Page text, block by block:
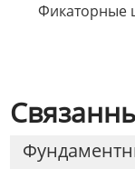
Фикаторные